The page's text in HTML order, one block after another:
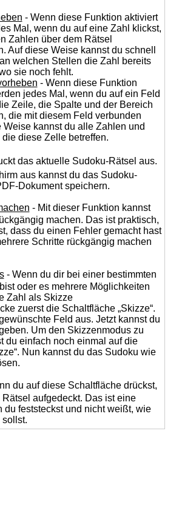
- Wenn diese Funktion aktiviert
Mal, wenn du auf eine Zahl klickst,
Zahlen über dem Rätsel
Auf diese Weise kannst du schnell
welchen Stellen die Zahl bereits
sie noch fehlt.
- Wenn diese Funktion
jedes Mal, wenn du auf ein Feld
Zeile, die Spalte und der Bereich
die mit diesem Feld verbunden
Weise kannst du alle Zahlen und
diese Zelle betreffen.
das aktuelle Sudoku-Rätsel aus.
aus kannst du das Sudoku-
Dokument speichern.
- Mit dieser Funktion kannst
machen. Das ist praktisch,
dass du einen Fehler gemacht hast
Schritte rückgängig machen
- Wenn du dir bei einer bestimmten
oder es mehrere Möglichkeiten
Zahl als Skizze
zuerst die Schaltfläche „Skizze“.
Feld aus. Jetzt kannst du
Um den Skizzenmodus zu
du einfach noch einmal auf die
Nun kannst du das Sudoku wie
du auf diese Schaltfläche drückst,
aufgedeckt. Das ist eine
du feststeckst und nicht weißt, wie